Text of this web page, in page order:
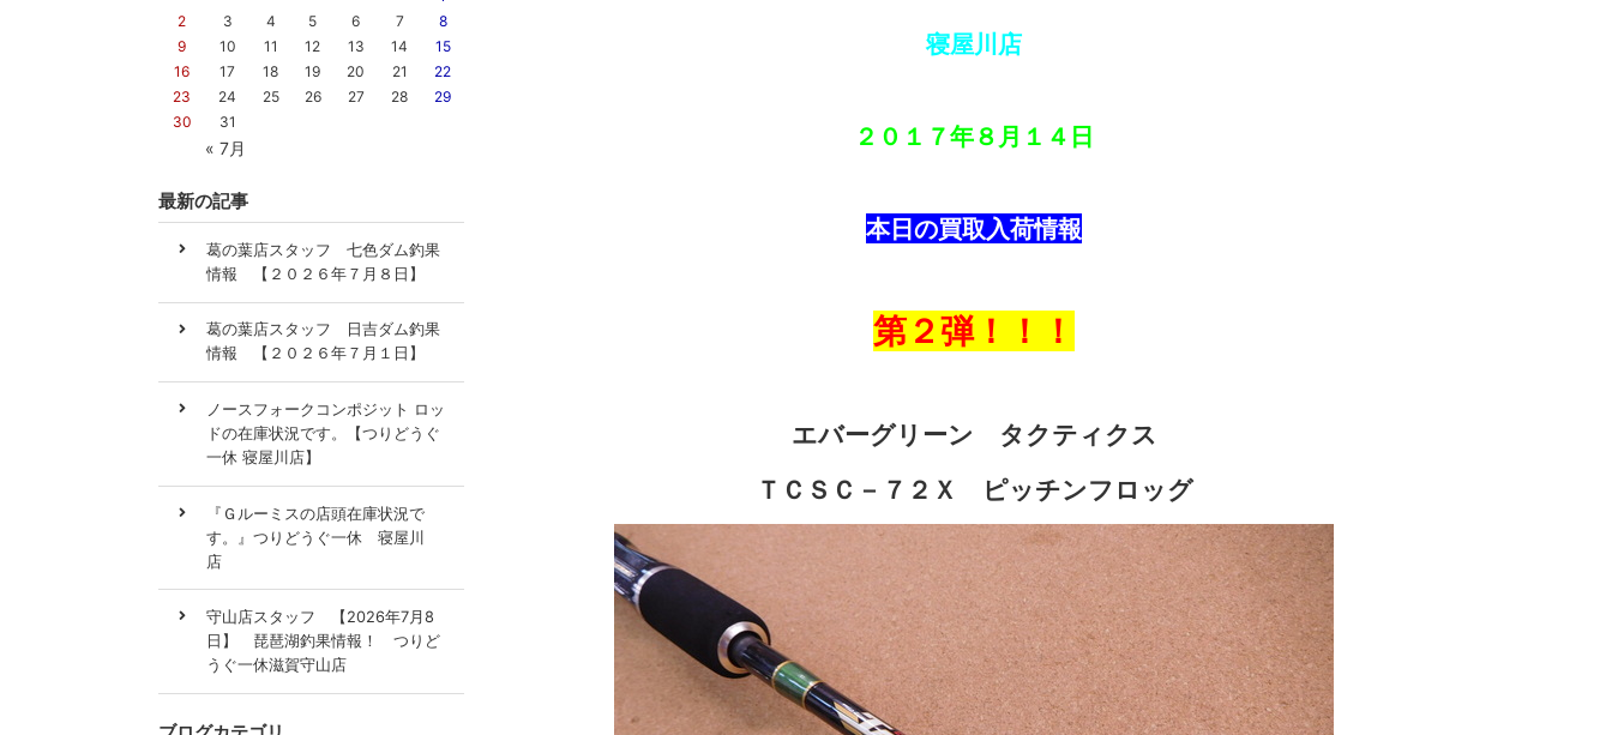
寝屋川店
２０１７年８月１４ 日
本日の買取入荷情報
第２弾！！！
エバーグリーン タクティクス
ＴＣＳＣ－７２Ｘ ピッチンフロッグ
« 7月
2
3 4 5 6 7
8
9
10 11 12 13 14
15
16
17 18 19 20 21
22
23
24 25 26 27 28
29
30
31
最新の記事
葛の葉店スタッフ 七色ダム釣果
情報 【２０２６年７月８日】
葛の葉店スタッフ 日吉ダム釣果
情報 【２０２６年７月１日】
ノースフォークコンポジット ロッ
ドの在庫状況です。【つりどうぐ
一休 寝屋川店】
『Ｇルーミスの店頭在庫状況で
す。』つりどうぐ一休 寝屋川
店
守山店スタッフ 【2026年7月8
日】 琵琶湖釣果情報！ つりど
うぐ一休滋賀守山店